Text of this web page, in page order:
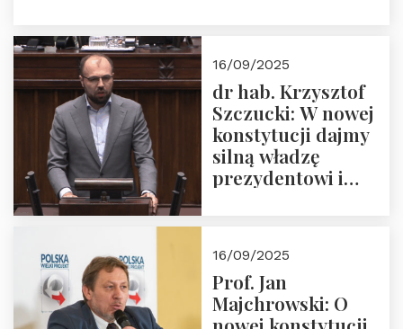
16/09/2025
dr hab. Krzysztof
Szczucki: W nowej
konstytucji dajmy
silną władzę
prezydentowi i
16/09/2025
Prof. Jan
Majchrowski: O